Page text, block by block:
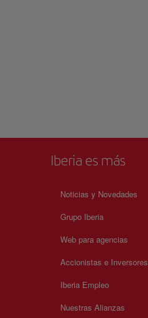
Iberia es más
Noticias y Novedades
Grupo Iberia
Web para agencias
Accionistas e Inversores
Iberia Empleo
Nuestras Alianzas